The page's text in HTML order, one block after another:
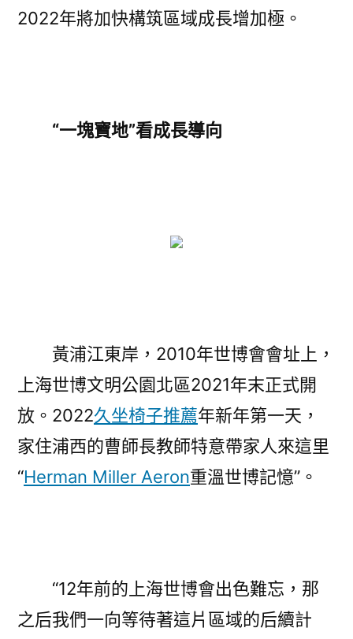
2022年將加快構筑區域成長增加極。
“一塊寶地”看成長導向
黃浦江東岸，2010年世博會會址上，
上海世博文明公園北區2021年末正式開
放。2022久坐椅子推薦年新年第一天，
家住浦西的曹師長教師特意帶家人來這里
“Herman Miller Aeron重溫世博記憶”。
“12年前的上海世博會出色難忘，那
之后我們一向等待著這片區域的后續計